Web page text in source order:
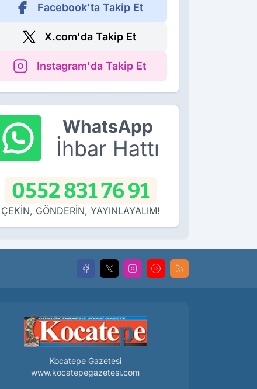
Facebook'ta Takip Et
X.com'da Takip Et
Instagram'da Takip Et
WhatsApp
İhbar Hattı
0552 831 76 91
ÇEKİN, GÖNDERİN, YAYINLAYALIM!
Kocatepe Gazetesi
www.kocatepegazetesi.com